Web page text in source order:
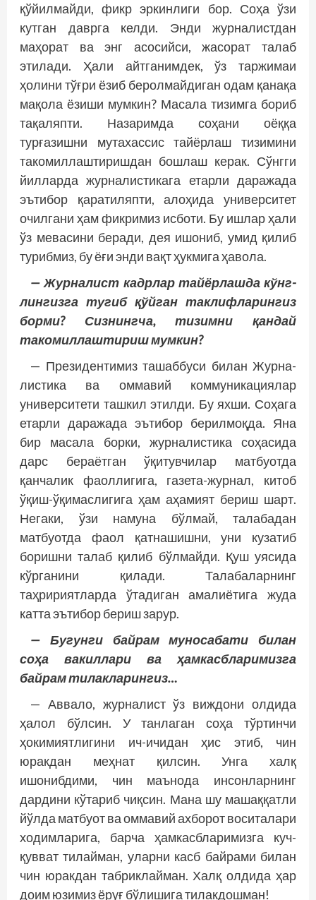
қўйилмайди, фикр эркинлиги бор. Соҳа ўзи
кутган даврга келди. Энди журналистдан
маҳорат ва энг асосийси, жасорат талаб
этилади. Ҳали айтганимдек, ўз таржимаи
ҳолини тўғри ёзиб беролмайдиган одам қанақа
мақола ёзиши мумкин? Масала тизимга бориб
тақаляпти. Назаримда соҳани оёққа
турғазишни мутахассис тайёрлаш тизимини
такомиллаштиришдан бошлаш керак. Сўнгги
йилларда журналистикага етарли даражада
эътибор қаратиляпти, алоҳида университет
очилгани ҳам фикримиз исботи. Бу ишлар ҳали
ўз мевасини беради, дея ишониб, умид қилиб
турибмиз, бу ёғи энди вақт ҳукмига ҳавола.
— Журналист кадрлар тайёрлашда кўнг­
лингизга тугиб қўйган таклифларингиз
борми? Сизнингча, тизимни қандай
такомиллаштириш мумкин?
— Президентимиз ташаббуси билан Журна­
листика ва оммавий коммуникациялар
университети ташкил этилди. Бу яхши. Соҳага
етарли даражада эътибор берилмоқда. Яна
бир масала борки, журналистика соҳасида
дарс бераётган ўқитувчилар матбуотда
қанчалик фаоллигига, газета-журнал, китоб
ўқиш-ўқимаслигига ҳам аҳамият бериш шарт.
Негаки, ўзи намуна бўлмай, талабадан
матбуотда фаол қатнашишни, уни кузатиб
боришни талаб қилиб бўлмайди. Қуш уясида
кўрганини қилади. Талабаларнинг
таҳририятларда ўтадиган амалиётига жуда
катта эътибор бериш зарур.
— Бугунги байрам муносабати билан
соҳа вакиллари ва ҳамкасбларимизга
байрам ти­лакларингиз…
— Аввало, журналист ўз виждони олдида
ҳалол бўлсин. У танлаган соҳа тўртинчи
ҳокимиятлигини ич-ичидан ҳис этиб, чин
юракдан меҳнат қилсин. Унга халқ
ишонибдими, чин маънода инсонларнинг
дардини кўтариб чиқсин. Мана шу машаққатли
йўлда матбуот ва оммавий ахборот воситалари
ходимларига, барча ҳамкасбларимизга куч-
қувват тилайман, уларни касб байрами билан
чин юракдан табриклайман. Халқ олдида ҳар
доим юзимиз ёруғ бўлишига тилакдошман!